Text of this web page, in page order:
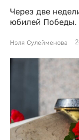
Через две
юбилей Победы.
Нэля Сулейменова